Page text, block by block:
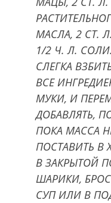
МАСЛА, 2 СТ.
1/2 Ч. Л. СОЛИ.
СЛЕГКА
ВСЕ
МУКИ, И
ДОБАВЛЯТЬ,
ПОКА МАССА
ПОСТАВИТЬ В
В ЗАКРЫТОЙ
ШАРИКИ,
СУП ИЛИ В